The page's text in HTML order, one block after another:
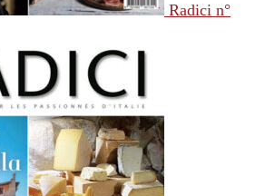
Radici n°